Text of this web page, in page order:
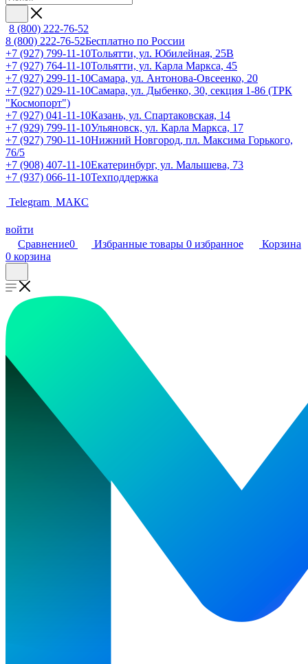
8 (800) 222-76-52
8 (800) 222-76-52Бесплатно по России
+7 (927) 799-11-10Тольятти, ул. Юбилейная, 25В
+7 (927) 764-11-10Тольятти, ул. Карла Маркса, 45
+7 (927) 299-11-10Самара, ул. Антонова-Овсеенко, 20
+7 (927) 029-11-10Самара, ул. Дыбенко, 30, секция 1-86 (ТРК
"Космопорт")
+7 (927) 041-11-10Казань, ул. Спартаковская, 14
+7 (929) 799-11-10Ульяновск, ул. Карла Маркса, 17
+7 (927) 790-11-10Нижний Новгород, пл. Максима Горького,
76/5
+7 (908) 407-11-10Екатеринбург, ул. Малышева, 73
+7 (937) 066-11-10Техподдержка
Telegram МАКС
войти
Сравнение0 Избранные товары 0 избранное
Корзина
0 корзина